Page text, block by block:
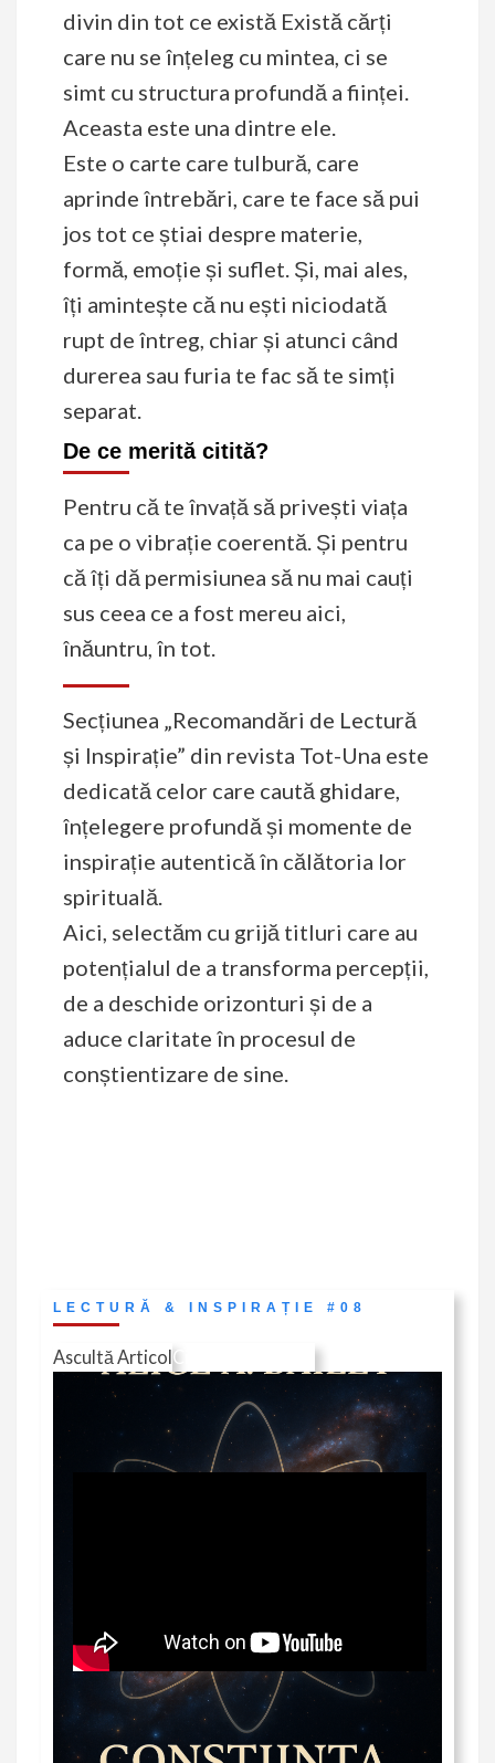
divin din tot ce există Există cărți
care nu se înțeleg cu mintea, ci se
simt cu structura profundă a ființei.
Aceasta este una dintre ele.
Este o carte care tulbură, care
aprinde întrebări, care te face să pui
jos tot ce știai despre materie,
formă, emoție și suflet. Și, mai ales,
îți amintește că nu ești niciodată
rupt de întreg, chiar și atunci când
durerea sau furia te fac să te simți
separat.
De ce merită citită?
Pentru că te învață să privești viața
ca pe o vibrație coerentă. Și pentru
că îți dă permisiunea să nu mai cauți
sus ceea ce a fost mereu aici,
înăuntru, în tot.
Secțiunea „Recomandări de Lectură
și Inspirație” din revista Tot-Una este
dedicată celor care caută ghidare,
înțelegere profundă și momente de
inspirație autentică în călătoria lor
spirituală.
Aici, selectăm cu grijă titluri care au
potențialul de a transforma percepții,
de a deschide orizonturi și de a
aduce claritate în procesul de
conștientizare de sine.
LECTURĂ & INSPIRAȚIE #08
Ascultă ArticolCitește în Revistă